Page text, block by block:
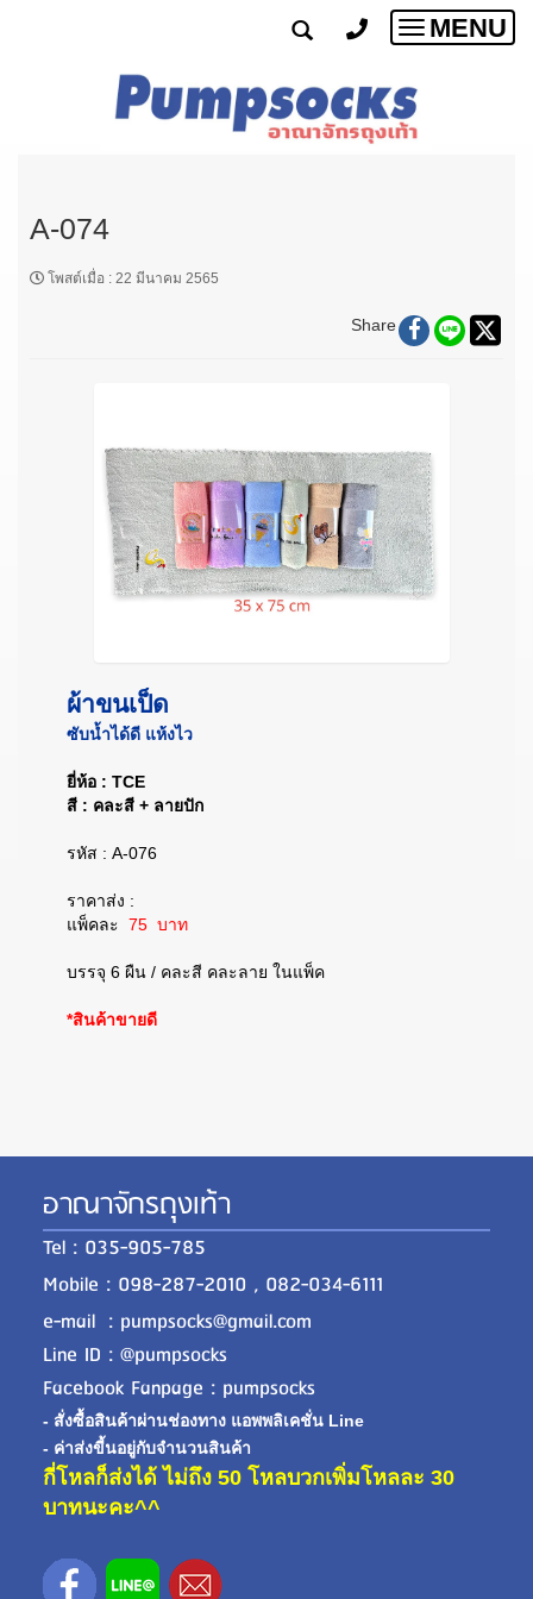
Toggle
MENU
A-074
โพสต์เมื่อ : 22 มีนาคม 2565
Share
ผ้าขนเป็ด
ซับน้ำได้ดี แห้งไว
ยี่ห้อ : TCE
สี : คละสี + ลายปัก
รหัส : A-076
ราคาส่ง :
แพ็คละ 75 บาท
บรรจุ 6 ผืน / คละสี คละลาย ในแพ็ค
*สินค้าขายดี
อาณาจักรถุงเท้า
Tel : 035-905-785
Mobile : 098-287-2010 , 082-034-6111
e-mail : pumpsocks@gmail.com
Line ID : @pumpsocks
Facebook Fanpage : pumpsocks
- สั่งซื้อสินค้าผ่านช่องทาง แอพพลิเคชั่น Line
- ค่าส่งขี้นอยู่กับจำนวนสินค้า
กี่โหลก็ส่งได้ ไม่ถึง 50 โหลบวกเพิ่มโหลละ 30
บาทนะคะ^^